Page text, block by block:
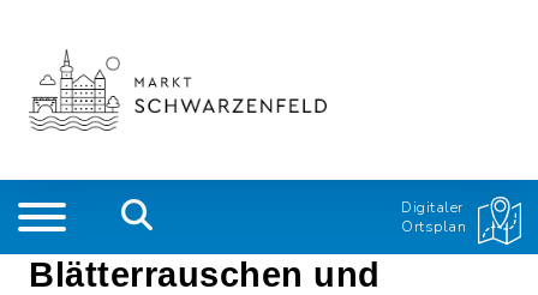
Digitaler
Ortsplan
Blätterrauschen und